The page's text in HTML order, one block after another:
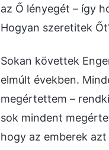
az Ő lényegét – így
Hogyan szeretitek
Sokan követtek
elmúlt években.
megértettem –
sok mindent
hogy az emberek